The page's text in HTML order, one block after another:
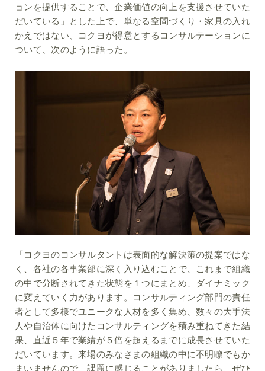
ョンを提供することで、企業価値の向上を支援させていた
だいている」とした上で、単なる空間づくり・家具の入れ
かえではない、コクヨが得意とするコンサルテーションに
ついて、次のように語った。
「コクヨのコンサルタントは表面的な解決策の提案ではな
く、各社の各事業部に深く入り込むことで、これまで組織
の中で分断されてきた状態を１つにまとめ、ダイナミック
に変えていく力があります。コンサルティング部門の責任
者として多様でユニークな人材を多く集め、数々の大手法
人や自治体に向けたコンサルティングを積み重ねてきた結
果、直近５年で業績が５倍を超えるまでに成長させていた
だいています。来場のみなさまの組織の中に不明瞭でもか
まいませんので、課題に感じることがありましたら、ぜひ